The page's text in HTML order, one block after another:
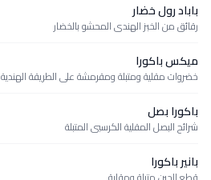
باباد رول خضار
رقائق من الخبز الهندى المحشو بالخضار
ميكس باكورا
خضروات مقلية ومتبلة ومقرمشة على الطريقة الهندية
باكورا بصل
شرائح البصل المقلية الكرسبى المتبلة
بانير باكورا